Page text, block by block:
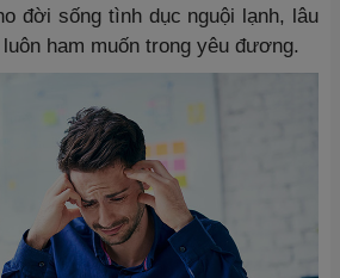
đời sống tình dục nguội lạnh, lâu
ham muốn trong yêu đương.